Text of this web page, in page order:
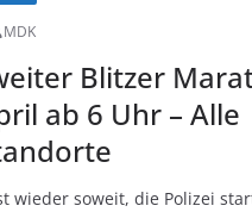
MDK
Blitzer
ab 6 Uhr – Alle
wieder soweit, die Polizei